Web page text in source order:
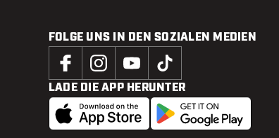
FOLGE UNS IN DEN SOZIALEN MEDIEN
LADE DIE APP HERUNTER